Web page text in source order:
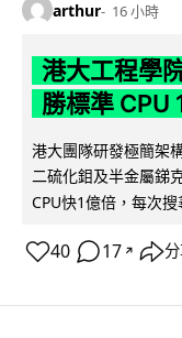
arthur 16 小時
港大工程學
勝標準 CPU
港大團隊研發極簡架
二硫化鉬及半金屬銻
CPU快1億倍，每次
40 17 ↗